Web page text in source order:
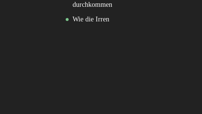
durchkommen
Wie die Irren